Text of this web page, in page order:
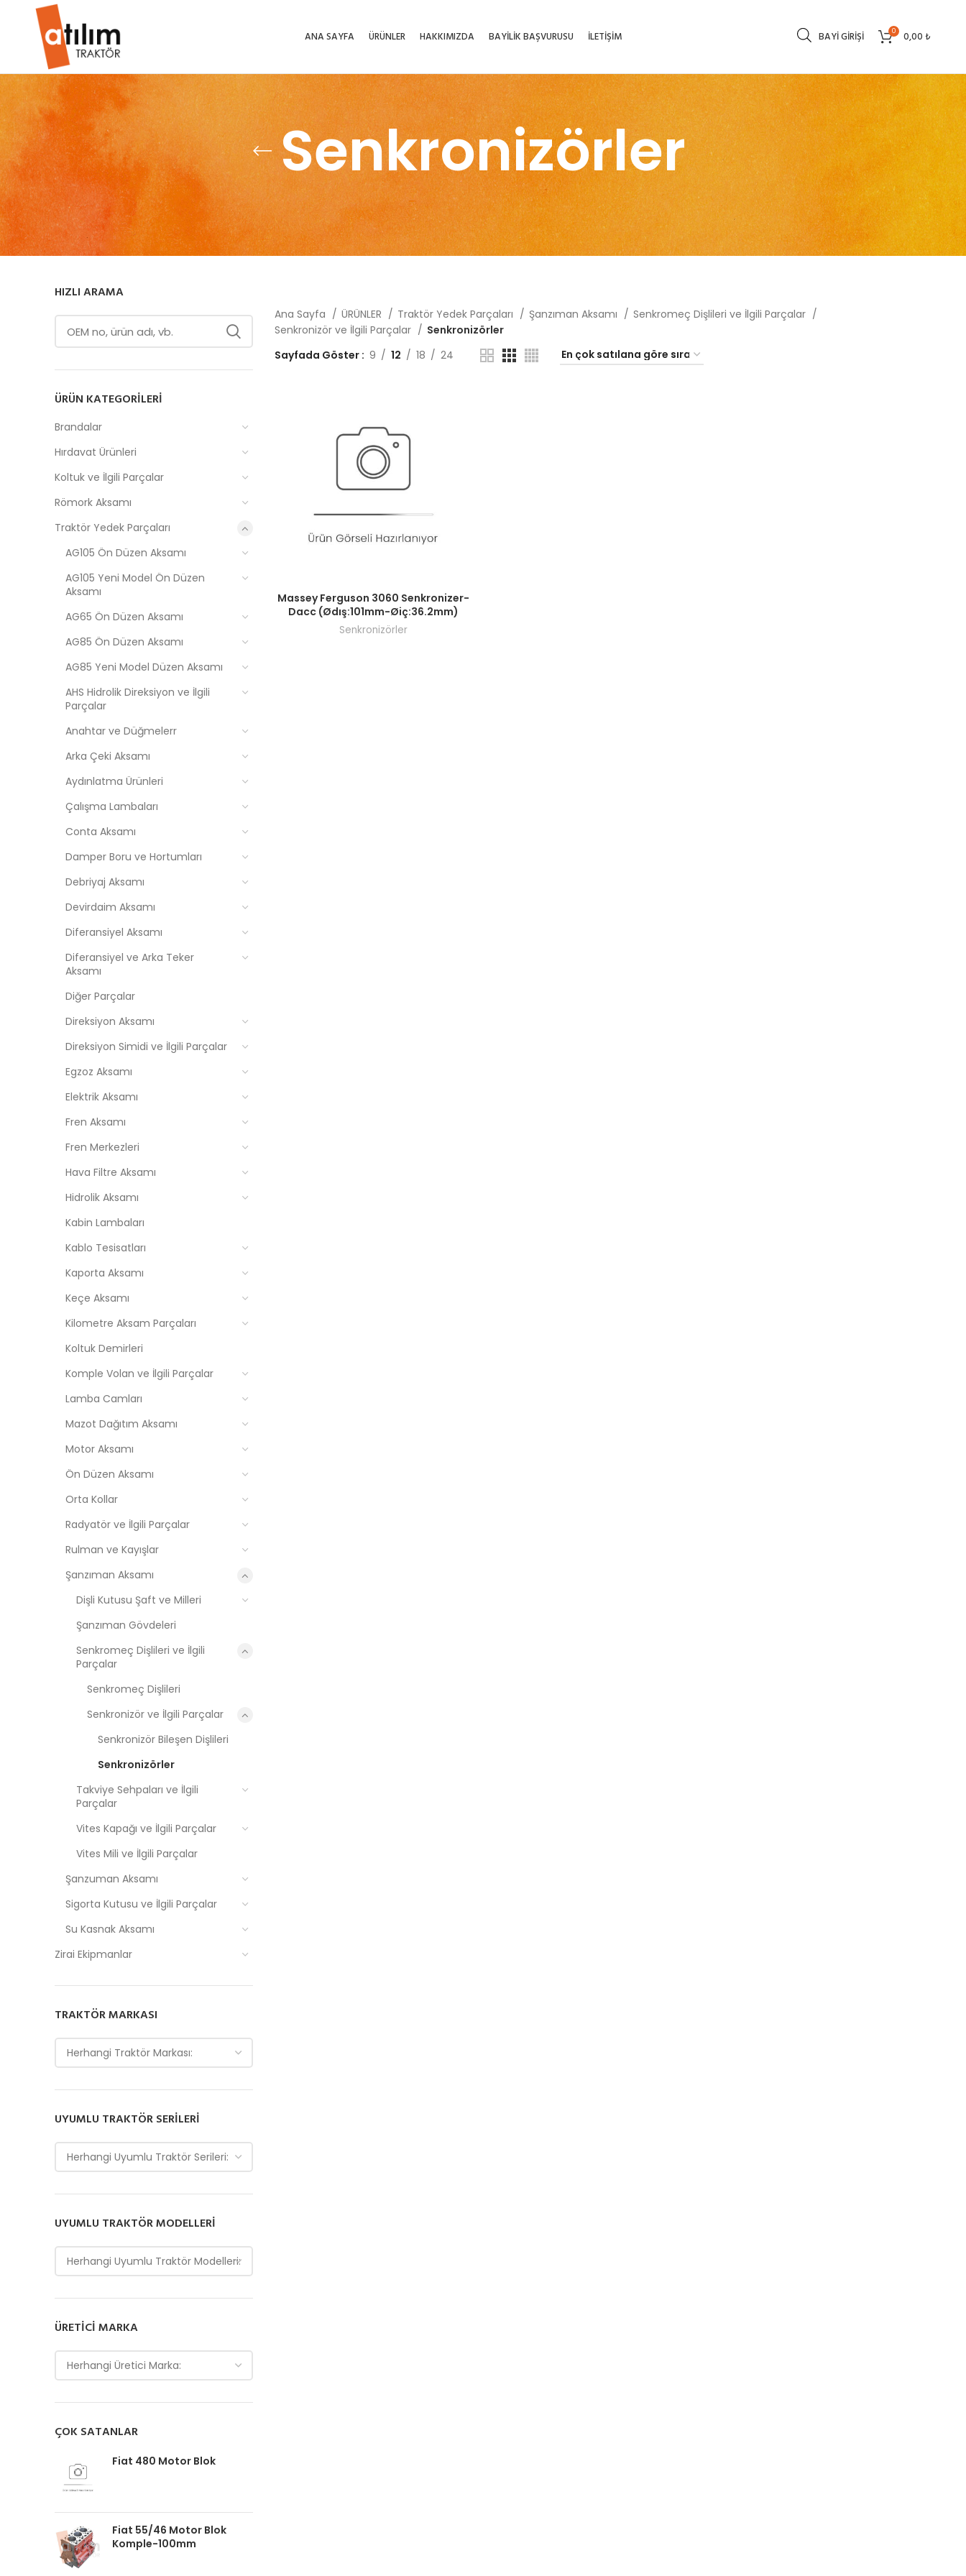
ANA SAYFA ÜRÜNLER HAKKIMIZDA BAYİLİK BAŞVURUSU İLETİŞİM BAYI GIRIŞI 0 0,00₺
Senkronizörler
HIZLI ARAMA
ÜRÜN KATEGORILERI
Brandalar
Hırdavat Ürünleri
Koltuk ve İlgili Parçalar
Römork Aksamı
Traktör Yedek Parçaları
AG105 Ön Düzen Aksamı
AG105 Yeni Model Ön Düzen
Aksamı
AG65 Ön Düzen Aksamı
AG85 Ön Düzen Aksamı
AG85 Yeni Model Düzen Aksamı
AHS Hidrolik Direksiyon ve İlgili
Parçalar
Anahtar ve Düğmelerr
Arka Çeki Aksamı
Aydınlatma Ürünleri
Çalışma Lambaları
Conta Aksamı
Damper Boru ve Hortumları
Debriyaj Aksamı
Devirdaim Aksamı
Diferansiyel Aksamı
Diferansiyel ve Arka Teker
Aksamı
Diğer Parçalar
Direksiyon Aksamı
Direksiyon Simidi ve İlgili Parçalar
Egzoz Aksamı
Elektrik Aksamı
Fren Aksamı
Fren Merkezleri
Hava Filtre Aksamı
Hidrolik Aksamı
Kabin Lambaları
Kablo Tesisatları
Kaporta Aksamı
Keçe Aksamı
Kilometre Aksam Parçaları
Koltuk Demirleri
Komple Volan ve İlgili Parçalar
Lamba Camları
Mazot Dağıtım Aksamı
Motor Aksamı
Ön Düzen Aksamı
Orta Kollar
Radyatör ve İlgili Parçalar
Rulman ve Kayışlar
Şanzıman Aksamı
Dişli Kutusu Şaft ve Milleri
Şanzıman Gövdeleri
Senkromeç Dişlileri ve İlgili
Parçalar
Senkromeç Dişlileri
Senkronizör ve İlgili Parçalar
Senkronizör Bileşen Dişlileri
Senkronizörler
Takviye Sehpaları ve İlgili
Parçalar
Vites Kapağı ve İlgili Parçalar
Vites Mili ve İlgili Parçalar
Şanzuman Aksamı
Sigorta Kutusu ve İlgili Parçalar
Su Kasnak Aksamı
Zirai Ekipmanlar
TRAKTÖR MARKASI
Herhangi Traktör Markası:
UYUMLU TRAKTÖR SERILERI
Herhangi Uyumlu Traktör Serileri:
UYUMLU TRAKTÖR MODELLERI
Herhangi Uyumlu Traktör Modelleri:
ÜRETICI MARKA
Herhangi Üretici Marka:
ÇOK SATANLAR
Fiat 480 Motor Blok
Fiat 55/46 Motor Blok
Komple-100mm
Ana Sayfa ÜRÜNLER Traktör Yedek Parçaları Şanzıman Aksamı
Senkromeç Dişlileri ve İlgili Parçalar
Senkronizör ve İlgili Parçalar
Senkronizörler
Sayfada Göster
9 12 18 24
Fiyatları görmek için bayi girişi yapın.
Massey Ferguson 3060 Senkronizer-
Dacc (Ødış:101mm-Øiç:36.2mm)
Senkronizörler